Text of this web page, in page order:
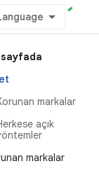
sayfada
markalar
açık
markalar